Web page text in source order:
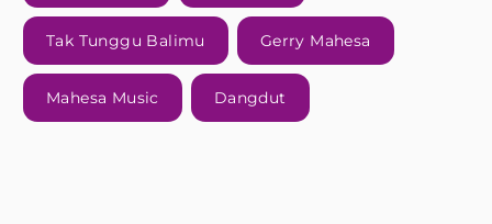
Tak Tunggu Balimu Gerry Mahesa
Mahesa Music Dangdut